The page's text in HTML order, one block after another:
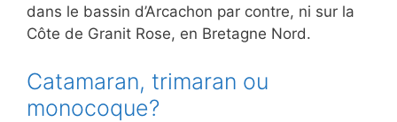
dans le bassin d’Arcachon par contre, ni sur la
Côte de Granit Rose, en Bretagne Nord.
Catamaran, trimaran ou
monocoque?